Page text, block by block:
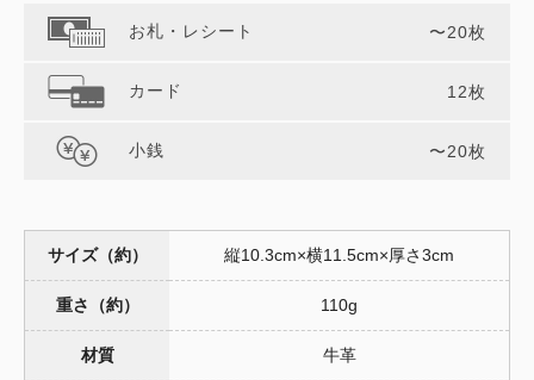
お札・レシート 〜20枚
カード 12枚
小銭 〜20枚
サイズ（約） 縦10.3cm×横11.5cm×厚さ3cm
重さ（約） 110g
材質 牛革